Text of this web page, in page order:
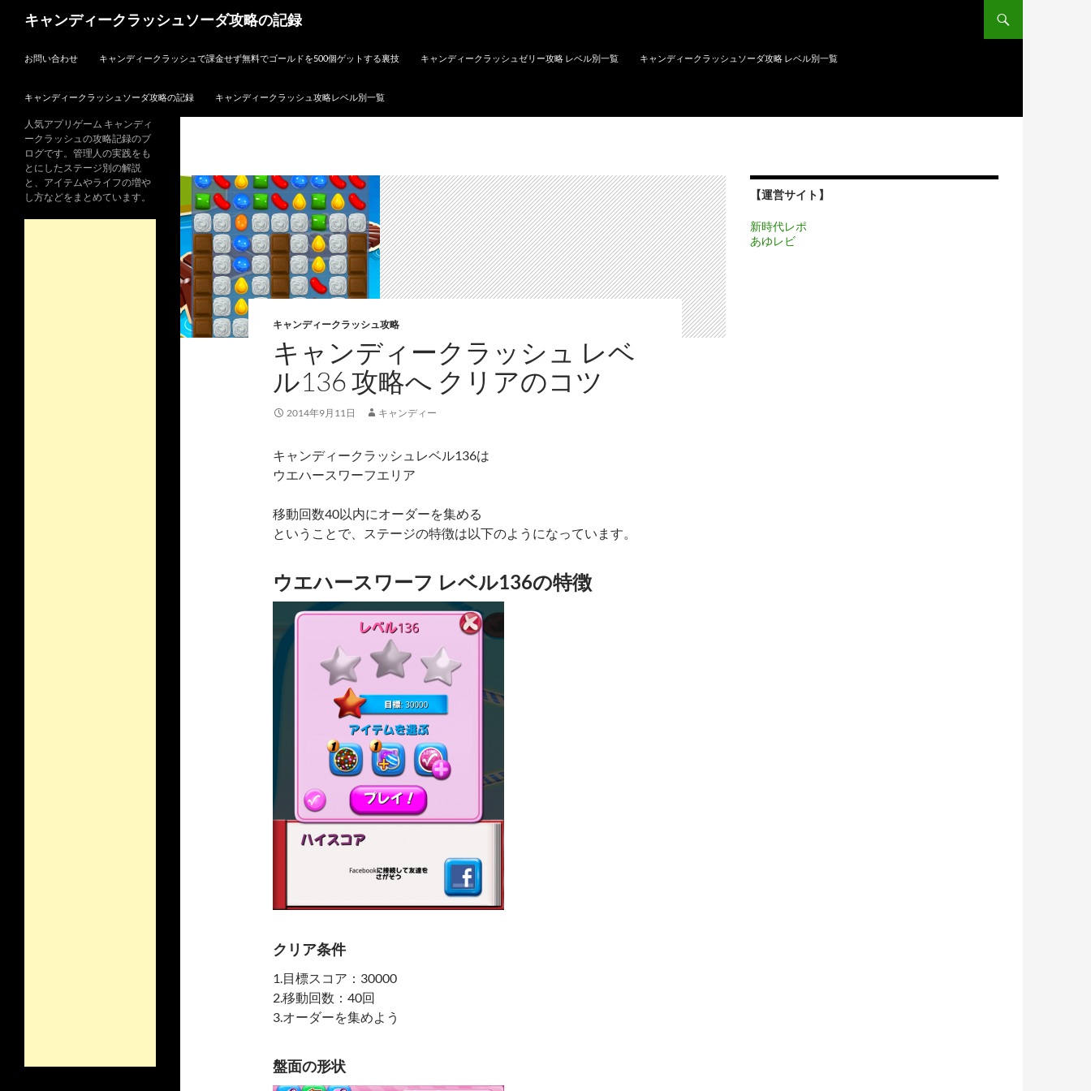
キャンディークラッシュソーダ攻略の記録
お問い合わせ
キャンディークラッシュで課金せず無料でゴールドを500個ゲットする裏技 キャンディークラッシュゼリー攻略 レベル別一覧 キャンディークラッシュソーダ攻略 レベル別一覧
キャンディークラッシュソーダ攻略の記録 キャンディークラッシュ攻略レベル別一覧
キャンディークラッシュ攻略
キャンディークラッシュ レベ
ル136 攻略へ クリアのコツ
2014年9月11日 キャンディー
キャンディークラッシュレベル136は
ウエハースワーフエリア
移動回数40以内にオーダーを集める
ということで、ステージの特徴は以下のようになっています。
ウエハースワーフ レベル136の特徴
クリア条件
1.目標スコア：30000
2.移動回数：40回
3.オーダーを集めよう
盤面の形状
【運営サイト】
新時代レポ
あゆレビ
人気アプリゲーム キャンディ
ークラッシュの攻略記録のブ
ログです。管理人の実践をも
とにしたステージ別の解説
と、アイテムやライフの増や
し方などをまとめています。